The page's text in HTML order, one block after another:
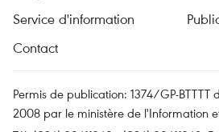
Service d'information
Contact
Permis de publication: 1374/GP-BTTTT
2008 par le ministère de l'Information